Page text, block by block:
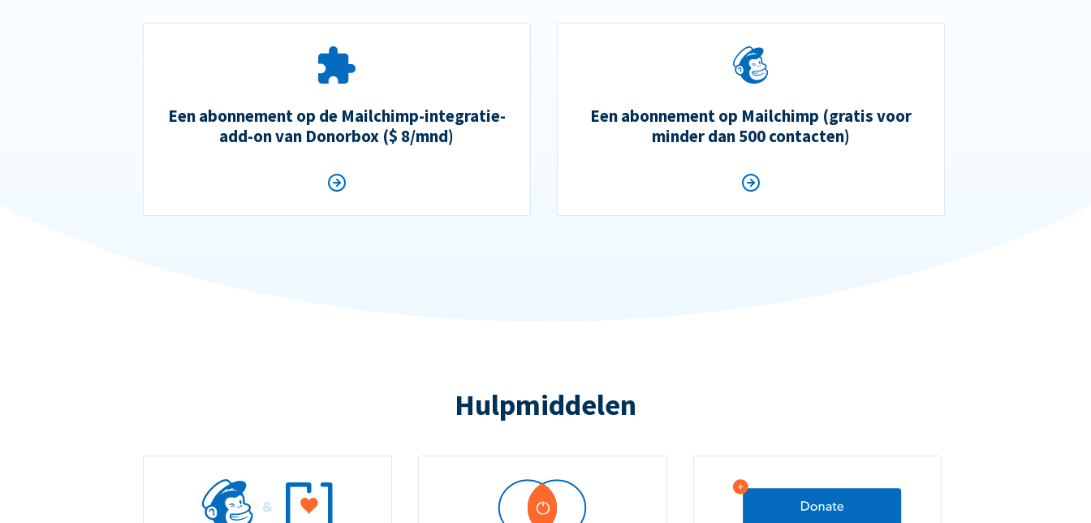
Een abonnement op de Mailchimp-integratie-
add-on van Donorbox ($ 8/mnd)
Een abonnement op Mailchimp (gratis voor
minder dan 500 contacten)
Hulpmiddelen